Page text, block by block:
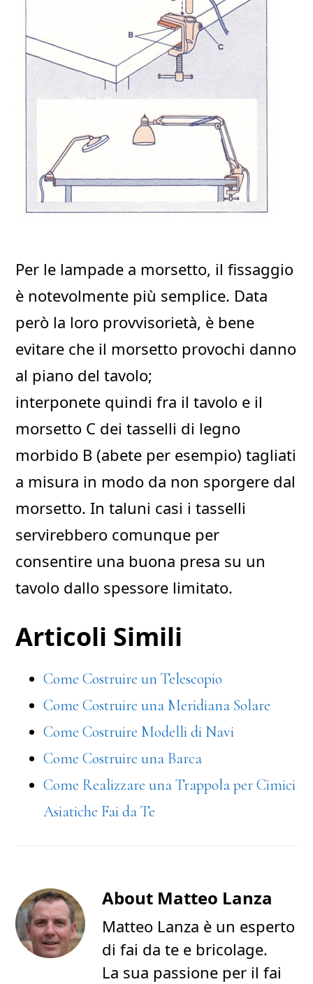
Per le lampade a morsetto, il fissaggio
è notevolmente più semplice. Data
però la loro provvisorietà, è bene
evitare che il morsetto provochi danno
al piano del tavolo;
interponete quindi fra il tavolo e il
morsetto C dei tasselli di legno
morbido B (abete per esempio) tagliati
a misura in modo da non sporgere dal
morsetto. In taluni casi i tasselli
servirebbero comunque per
consentire una buona presa su un
tavolo dallo spessore limitato.
Articoli Simili
Come Costruire un Telescopio
Come Costruire una Meridiana Solare
Come Costruire Modelli di Navi
Come Costruire una Barca
Come Realizzare una Trappola per Cimici
Asiatiche Fai da Te
About Matteo Lanza
Matteo Lanza è un esperto
di fai da te e bricolage.
La sua passione per il fai